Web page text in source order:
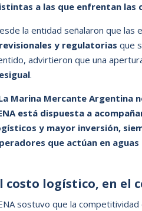
a las que enfrentan las
la entidad señalaron que las
y regulatorias que
advirtieron que una
.
Marina Mercante Argentina
está dispuesta a
y mayor inversión,
que actúan en
costo logístico, en el
sostuvo que la